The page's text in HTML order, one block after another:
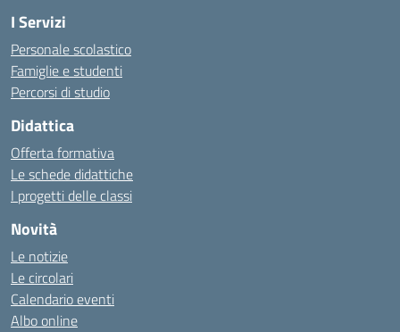
I Servizi
Personale scolastico
Famiglie e studenti
Percorsi di studio
Didattica
Offerta formativa
Le schede didattiche
I progetti delle classi
Novità
Le notizie
Le circolari
Calendario eventi
Albo online